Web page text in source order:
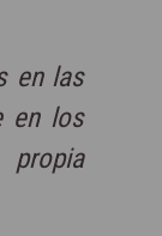
en las
en los